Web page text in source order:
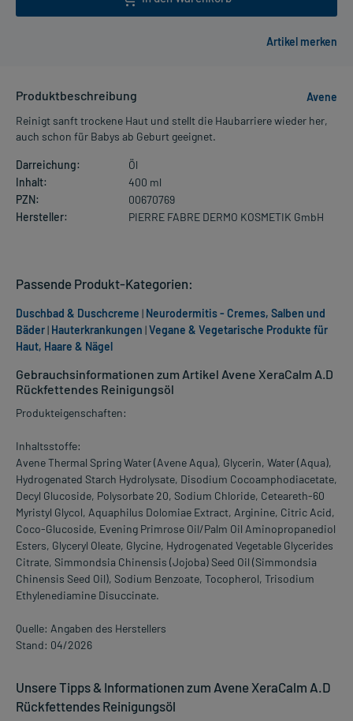
Produktbeschreibung
Avene
Reinigt sanft trockene Haut und stellt die Haubarriere wieder her,
auch schon für Babys ab Geburt geeignet.
Darreichung:
Öl
Inhalt:
400 ml
PZN:
00670769
Hersteller:
PIERRE FABRE DERMO KOSMETIK GmbH
Gebrauchsinformationen zum Artikel Avene XeraCalm A.D
Rückfettendes Reinigungsöl
Produkteigenschaften:
Inhaltsstoffe:
Avene Thermal Spring Water (Avene Aqua), Glycerin, Water (Aqua),
Hydrogenated Starch Hydrolysate, Disodium Cocoamphodiacetate,
Decyl Glucoside, Polysorbate 20, Sodium Chloride, Ceteareth-60
Myristyl Glycol, Aquaphilus Dolomiae Extract, Arginine, Citric Acid,
Coco-Glucoside, Evening Primrose Oil/Palm Oil Aminopropanediol
Esters, Glyceryl Oleate, Glycine, Hydrogenated Vegetable Glycerides
Citrate, Simmondsia Chinensis (Jojoba) Seed Oil (Simmondsia
Chinensis Seed Oil), Sodium Benzoate, Tocopherol, Trisodium
Ethylenediamine Disuccinate.
Quelle: Angaben des Herstellers
Stand: 04/2026
Unsere Tipps & Informationen zum Avene XeraCalm A.D
Rückfettendes Reinigungsöl
Passende Produkt-Kategorien:
Duschbad & Duschcreme | Neurodermitis - Cremes, Salben und
Bäder| Hauterkrankungen |Vegane & Vegetarische Produkte für
Haut, Haare & Nägel